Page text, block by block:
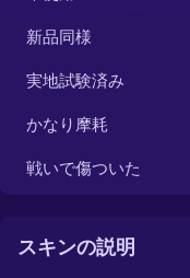
新品同様
実地試験済み
かなり摩耗
戦いで傷ついた
スキンの説明